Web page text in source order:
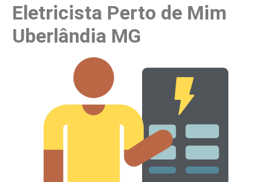
Eletricista Perto de Mim
Uberlândia MG